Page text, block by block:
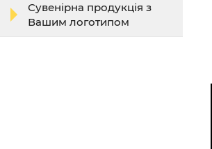
Сувенірна продукція з
Вашим логотипом